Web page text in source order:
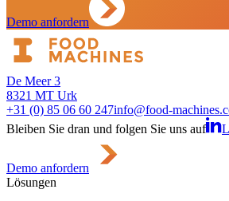
Demo anfordern
De Meer 3
8321 MT Urk
+31 (0) 85 06 60 247info@food-
Bleiben Sie dran und folgen Sie uns auf
Demo anfordern
Lösungen